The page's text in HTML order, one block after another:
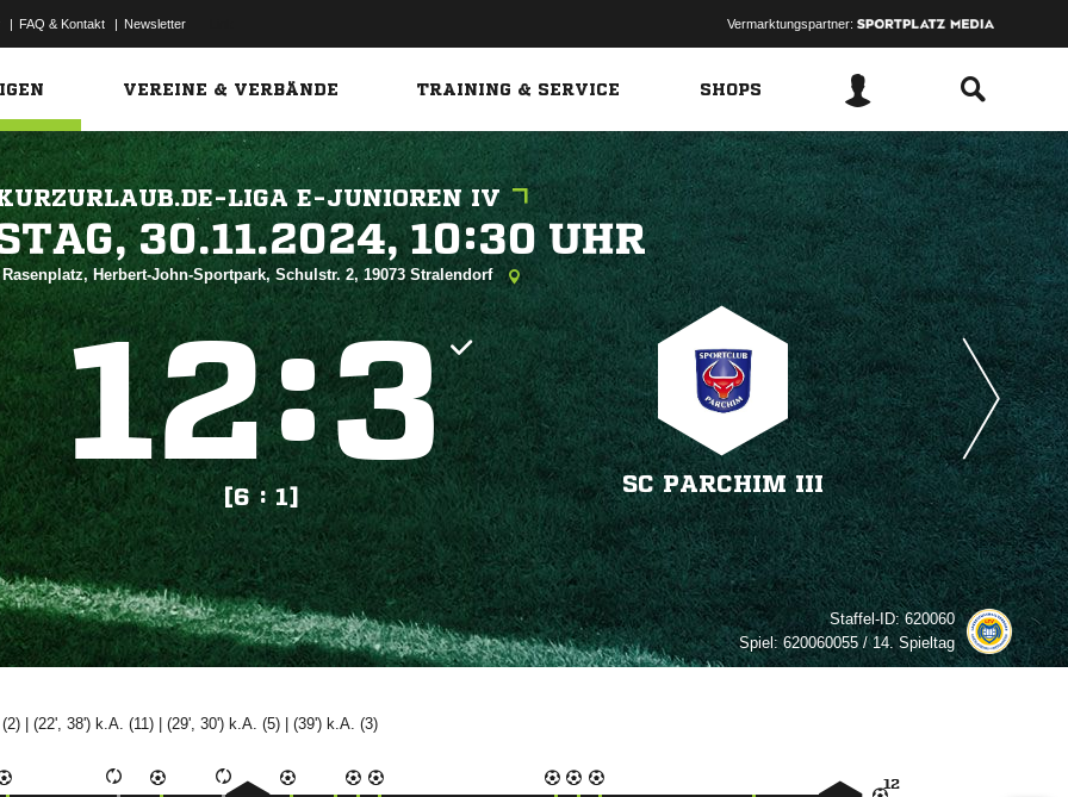
| FAQ & Kontakt | Newsletter Vermarktungspartner:
VEREINE & VERBÄNDE TRAINING & SERVICE SHOPS
LIGA E-JUNIOREN IV
  
Rasenplatz, Herbert-John-Sportpark, Schulstr. 2, 19073 Stralendorf
:
[6 : 1]
SC PARCHIM III
Staffel-ID:620060
Spiel:620060055 / 14. Spieltag
| (22', 38') k.A. (11) | (29', 30') k.A. (5) | (39') k.A. (3)
